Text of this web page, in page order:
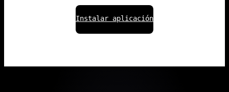
Instalar aplicación